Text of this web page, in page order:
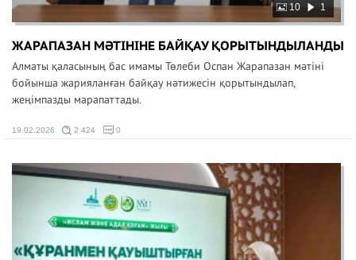
10 1
ЖАРАПАЗАН МӘТІНІНЕ БАЙҚАУ ҚОРЫТЫНДЫЛАНДЫ
Алматы қаласының бас имамы Төлеби Оспан Жарапазан мәтіні
бойынша жарияланған байқау нәтижесін қорытындылап,
жеңімпазды марапаттады.
19.02.2026 2 424 0